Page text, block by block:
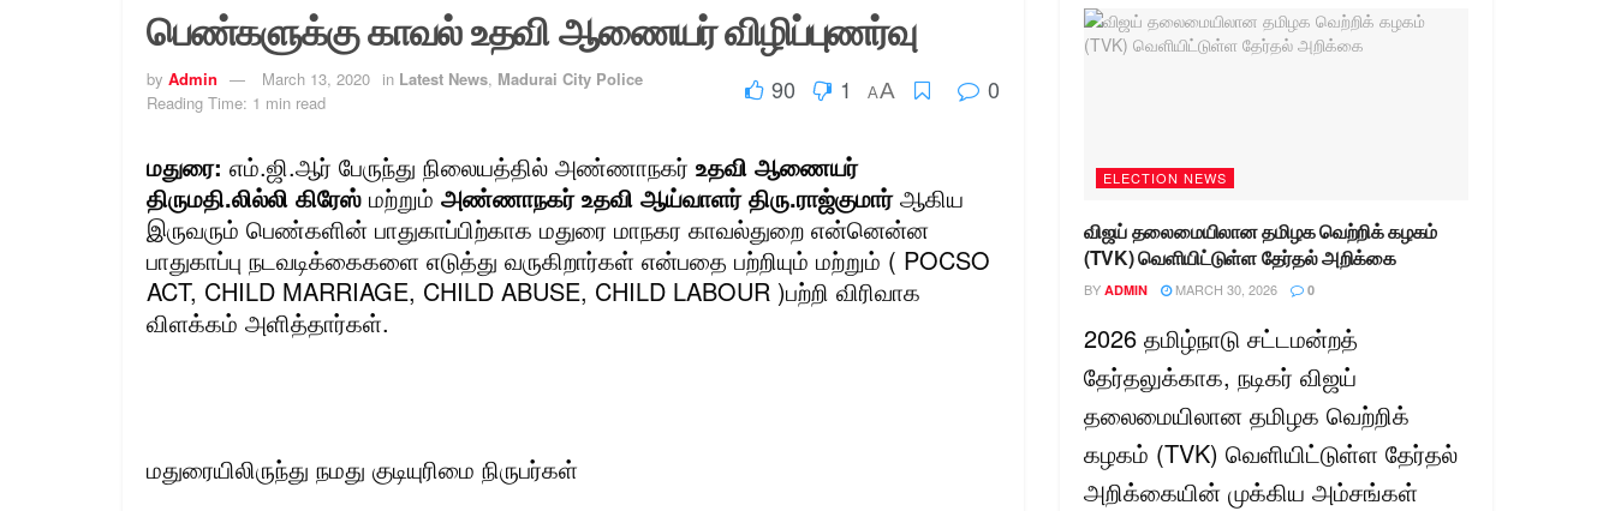
பெண்களுக்கு காவல் உதவி ஆணையர் விழிப்புணர்வு
by Admin March 13, 2020 in Latest News, Madurai City Police
Reading Time: 1 min read
90 1 AA 0
மதுரை: எம்.ஜி.ஆர் பேருந்து நிலையத்தில் அண்ணாநகர் உதவி ஆணையர்
திருமதி.லில்லி கிரேஸ் மற்றும் அண்ணாநகர் உதவி ஆய்வாளர் திரு.ராஜ்குமார்ஆகிய
இருவரும் பெண்களின் பாதுகாப்பிற்காக மதுரை மாநகர காவல்துறை என்னென்ன
பாதுகாப்பு நடவடிக்கைகளை எடுத்து வருகிறார்கள் என்பதை பற்றியும் மற்றும் ( POCSO
ACT, CHILD MARRIAGE, CHILD ABUSE, CHILD LABOUR )பற்றி விரிவாக
விளக்கம் அளித்தார்கள்.
மதுரையிலிருந்து நமது குடியுரிமை நிருபர்கள்
ELECTION NEWS
விஜய் தலைமையிலான தமிழக வெற்றிக் கழகம்
(TVK) வெளியிட்டுள்ள தேர்தல் அறிக்கை
BY ADMIN MARCH 30, 2026 0
2026 தமிழ்நாடு சட்டமன்றத்
தேர்தலுக்காக, நடிகர் விஜய்
தலைமையிலான தமிழக வெற்றிக்
கழகம் (TVK) வெளியிட்டுள்ள தேர்தல்
அறிக்கையின் முக்கிய அம்சங்கள்